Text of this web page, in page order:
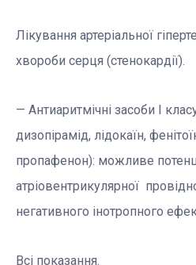
Лікування артеріальної
хвороби серця (стенокардії).
— Антиаритмічні засоби І
дизопірамід, лідокаїн,
пропафенон): можливе
атріовентрикулярної
негативного інотропного
Всі показання.